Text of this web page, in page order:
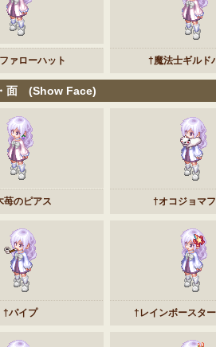
ァローハット †魔法士ギルド
面 (Show Face)
苺のピアス †オコジョマ
†パイプ †レインボースタ